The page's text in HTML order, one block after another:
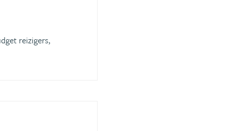
reizigers,